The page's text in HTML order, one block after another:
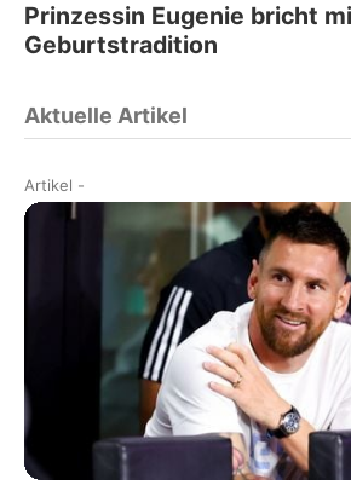
Prinzessin Eugenie bricht
Geburtstradition
Aktuelle Artikel
Artikel -